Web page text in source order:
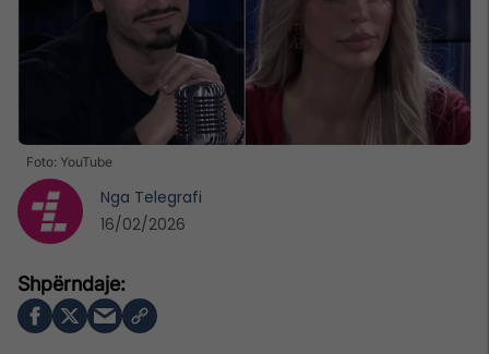
Foto: YouTube
Nga Telegrafi
16/02/2026